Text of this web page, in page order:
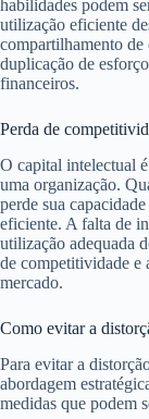
habilidades podem
utilização eficiente
compartilhamento de
duplicação de
financeiros.
Perda de
O capital intelectual
uma organização.
perde sua
eficiente. A falta de
utilização adequada
de competitividade e
mercado.
Como evitar a
Para evitar a
abordagem
medidas que podem